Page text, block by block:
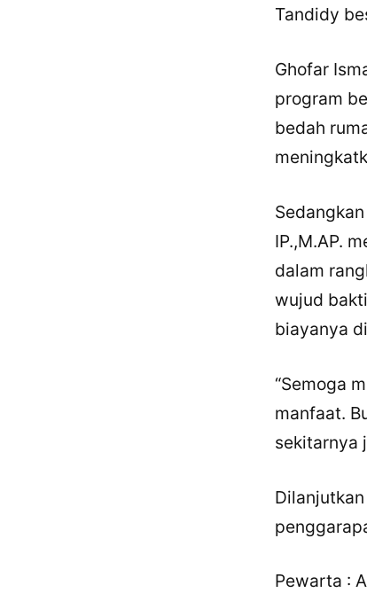
Tandidy
Ghofar
program
bedah
IP.,M.AP.
dalam
wujud
biayanya
“Semoga
manfaat.
sekitarnya
Pewarta :